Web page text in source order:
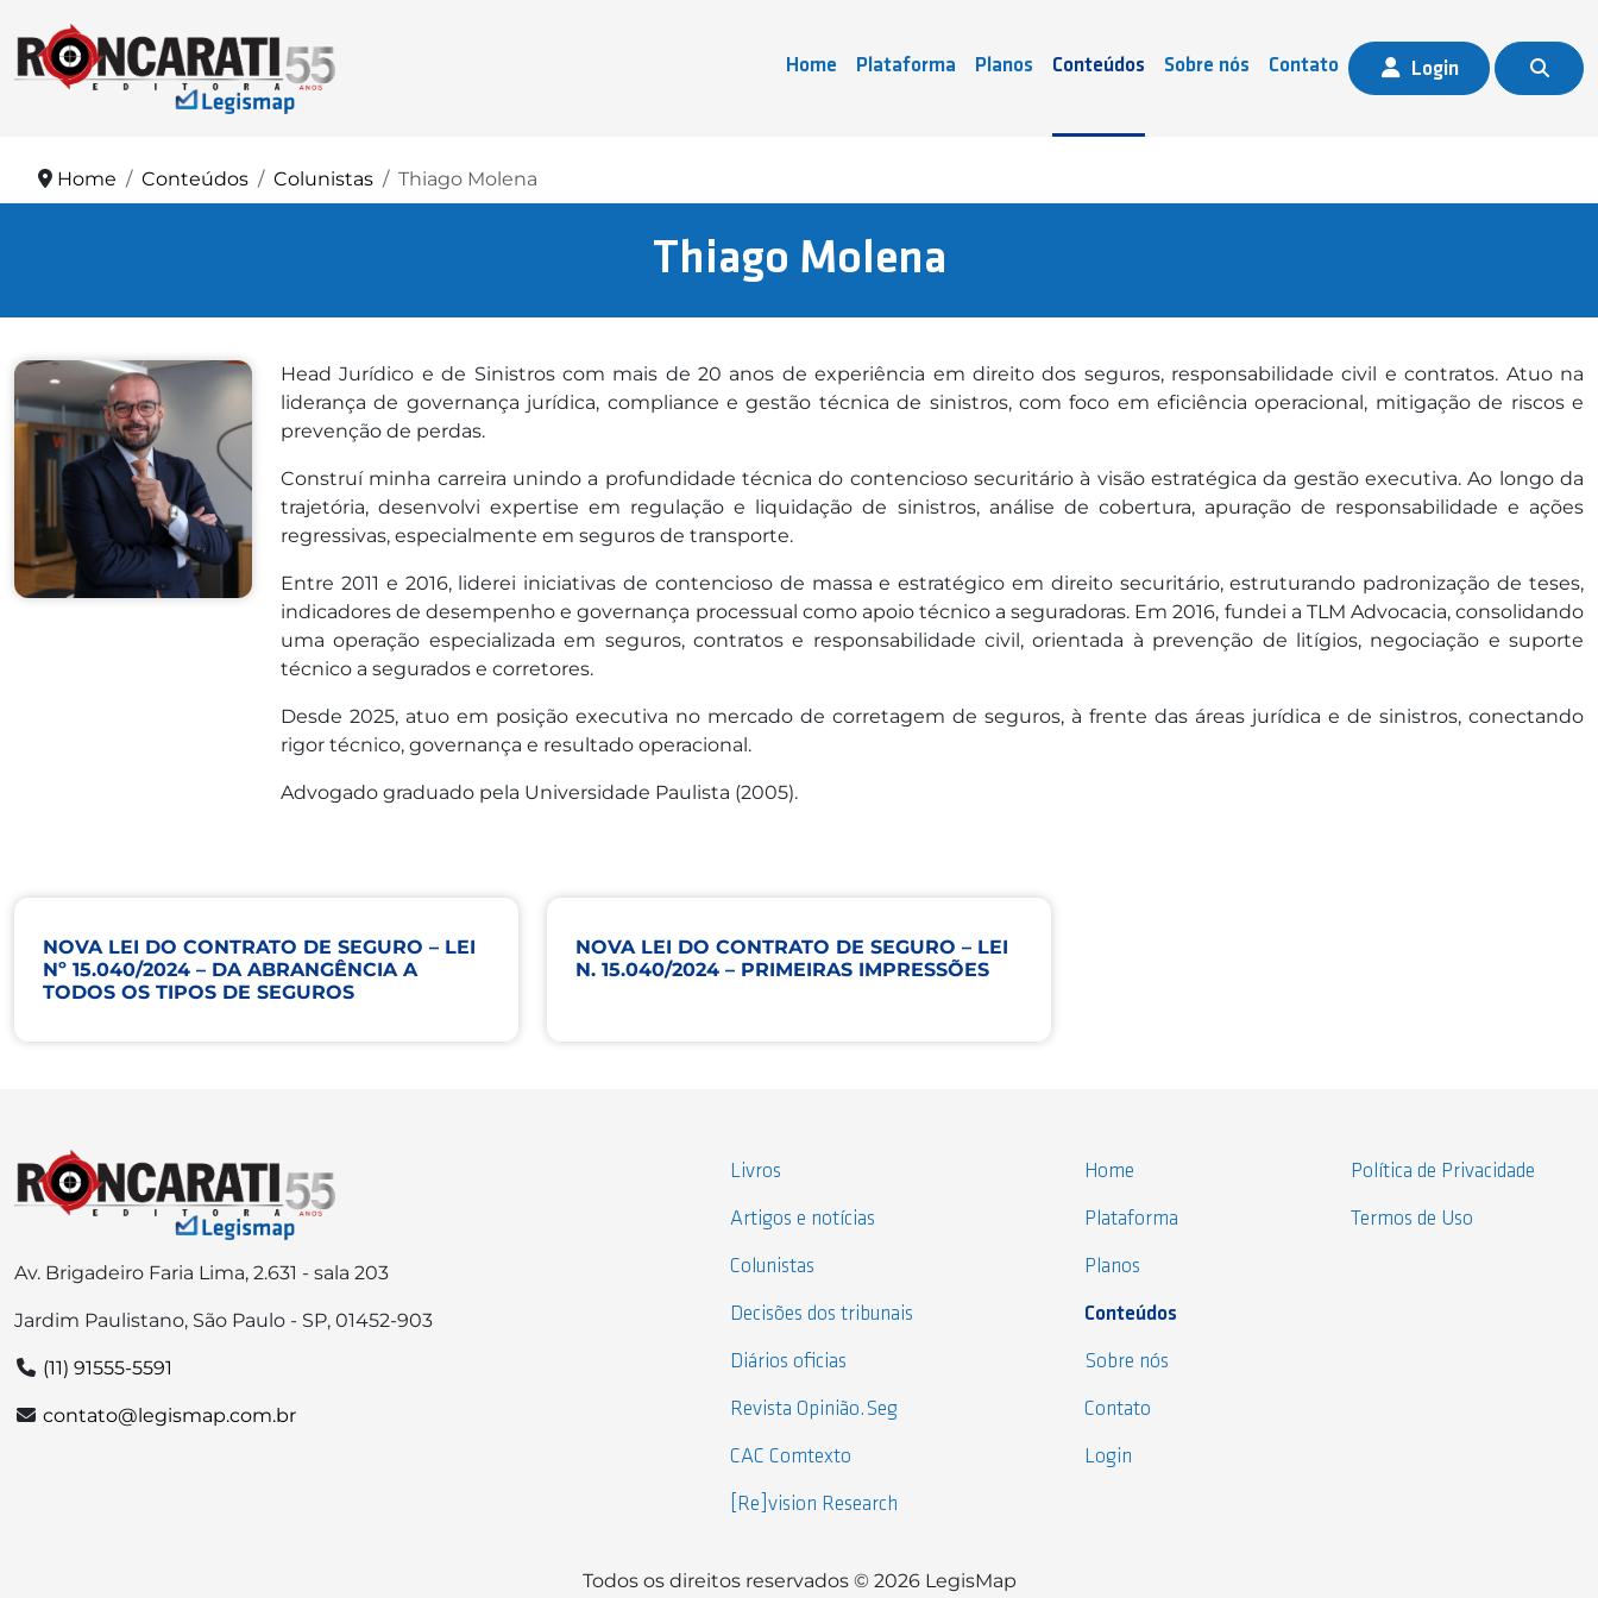
Home Plataforma Planos Conteúdos Sobre nós Contato Login
Home Conteúdos Colunistas Thiago Molena
Thiago Molena
Head Jurídico e de Sinistros com mais de 20 anos de experiência em direito dos seguros, responsabilidade civil e contratos. Atuo na
liderança de governança jurídica, compliance e gestão técnica de sinistros, com foco em eficiência operacional, mitigação de riscos e
prevenção de perdas.
Construí minha carreira unindo a profundidade técnica do contencioso securitário à visão estratégica da gestão executiva. Ao longo da
trajetória, desenvolvi expertise em regulação e liquidação de sinistros, análise de cobertura, apuração de responsabilidade e ações
regressivas, especialmente em seguros de transporte.
Entre 2011 e 2016, liderei iniciativas de contencioso de massa e estratégico em direito securitário, estruturando padronização de teses,
indicadores de desempenho e governança processual como apoio técnico a seguradoras. Em 2016, fundei a TLM Advocacia, consolidando
uma operação especializada em seguros, contratos e responsabilidade civil, orientada à prevenção de litígios, negociação e suporte
técnico a segurados e corretores.
Desde 2025, atuo em posição executiva no mercado de corretagem de seguros, à frente das áreas jurídica e de sinistros, conectando
rigor técnico, governança e resultado operacional.
Advogado graduado pela Universidade Paulista (2005).
NOVA LEI DO CONTRATO DE SEGURO – LEI
Nº 15.040/2024 – DA ABRANGÊNCIA A
TODOS OS TIPOS DE SEGUROS
NOVA LEI DO CONTRATO DE SEGURO – LEI
N. 15.040/2024 – PRIMEIRAS IMPRESSÕES
Av. Brigadeiro Faria Lima, 2.631 - sala 203
Jardim Paulistano, São Paulo - SP, 01452-903
(11) 91555-5591
contato@legismap.com.br
Livros
Artigos e notícias
Colunistas
Decisões dos tribunais
Diários oficias
Revista Opinião.Seg
CAC Comtexto
[Re]vision Research
Home
Plataforma
Planos
Conteúdos
Sobre nós
Contato
Login
Política de Privacidade
Termos de Uso
Todos os direitos reservados © 2026 LegisMap